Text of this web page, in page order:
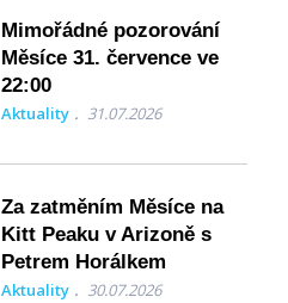
Mimořádné pozorování
Měsíce 31. července ve
22:00
Aktuality 31.07.2026
Za zatměním Měsíce na
Kitt Peaku v Arizoně s
Petrem Horálkem
Aktuality 30.07.2026